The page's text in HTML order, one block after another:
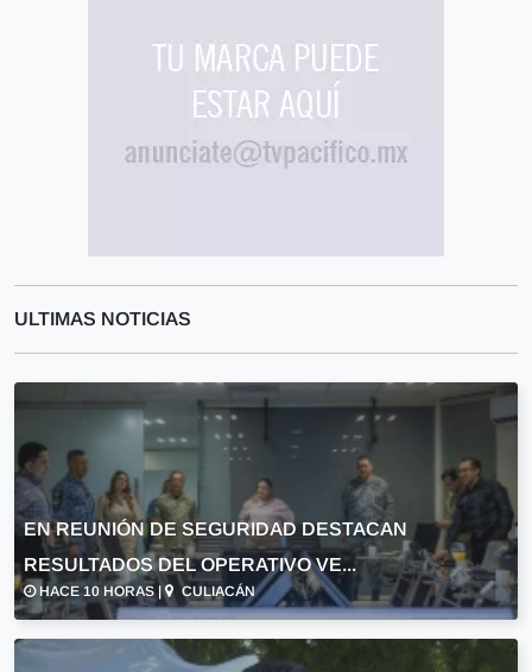
ULTIMAS NOTICIAS
EN REUNIÓN DE SEGURIDAD DESTACAN
RESULTADOS DEL OPERATIVO VE...
HACE 10 HORAS | CULIACÁN